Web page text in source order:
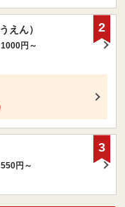
えん）
1000円～
2
550円～
3